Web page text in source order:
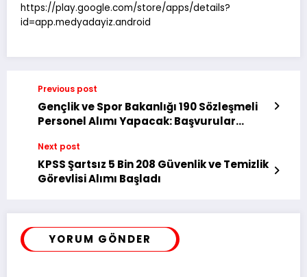
https://play.google.com/store/apps/details?
id=app.medyadayiz.android
Previous post
Gençlik ve Spor Bakanlığı 190 Sözleşmeli
Personel Alımı Yapacak: Başvurular
Next post
KPSS Şartsız 5 Bin 208 Güvenlik ve Temizlik
Görevlisi Alımı Başladı
YORUM GÖNDER